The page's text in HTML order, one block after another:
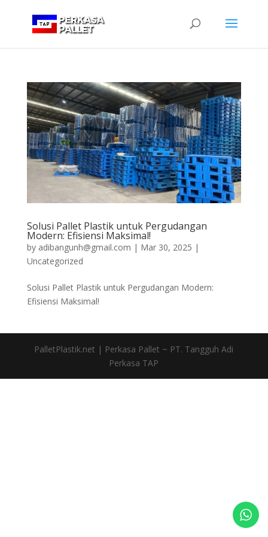
Solusi Pallet Plastik untuk Pergudangan
Modern: Efisiensi Maksimal!
by adibangunh@gmail.com | Mar 30, 2025 |
Uncategorized
Solusi Pallet Plastik untuk Pergudangan Modern:
Efisiensi Maksimal!
PalletPlastik.net | Perkasa Pallet ~ PT. Tangguh Adi
Perkasa TAP